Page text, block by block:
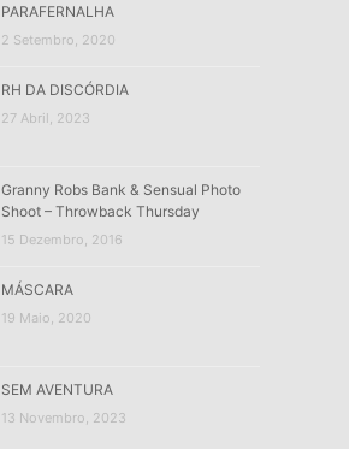
PARAFERNALHA
2 Setembro, 2020
RH DA DISCÓRDIA
27 Abril, 2023
Granny Robs Bank & Sensual Photo
Shoot – Throwback Thursday
15 Dezembro, 2016
MÁSCARA
19 Maio, 2020
SEM AVENTURA
13 Novembro, 2023